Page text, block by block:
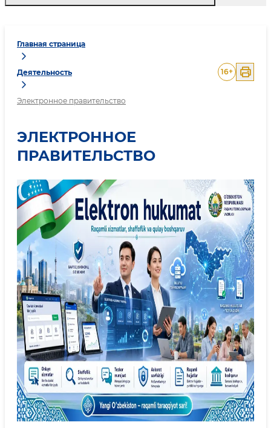
Главная страница
Деятельность
Электронное правительство
16+
ЭЛЕКТРОННОЕ
ПРАВИТЕЛЬСТВО